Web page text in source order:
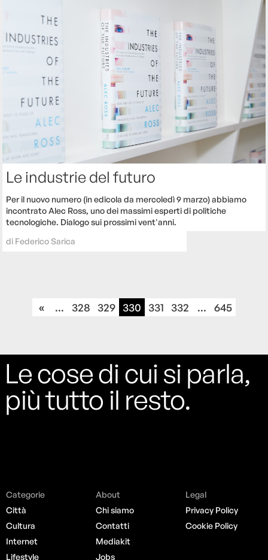
Le industrie del futuro
Per il nuovo numero (in edicola da mercoledì 9 marzo) abbiamo
incontrato Alec Ross, uno dei massimi esperti di politiche
tecnologiche. Dialogo sui prossimi vent'anni.
di Federico Sarica
« ... 328 329 330 331 332 ... 645
Le cose di cui si parla,
più tutto il resto.
Categorie
Città
Cultura
Internet
Lifestyle
About
Chi siamo
Contatti
Mediakit
Jobs
Legal
Privacy Policy
Cookie Policy